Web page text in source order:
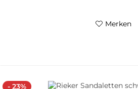
Merken
- 23%